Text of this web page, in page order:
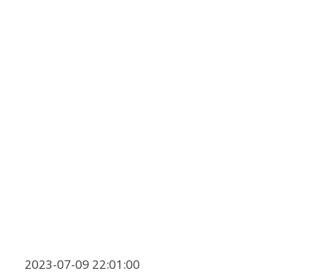
2023-07-09 22:01:00